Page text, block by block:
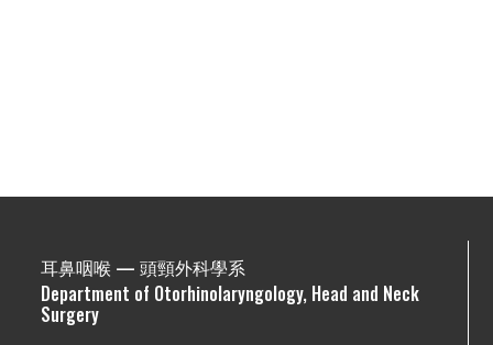
耳鼻咽喉 — 頭頸外科學系
Department of Otorhinolaryngology, Head and Neck
Surgery